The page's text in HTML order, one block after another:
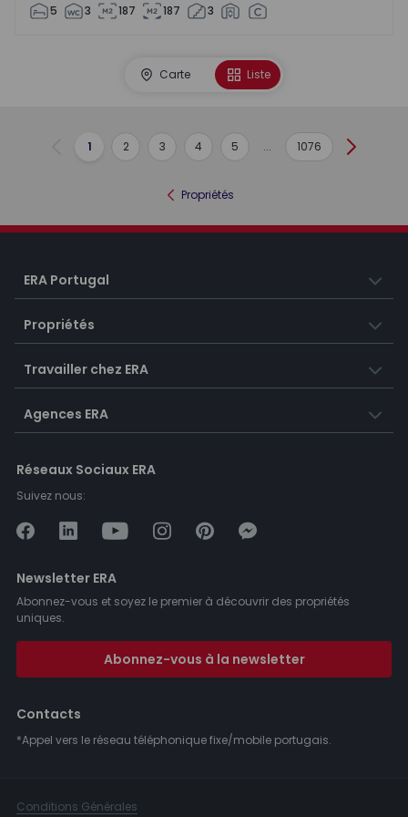
5 3 187 187 3
Carte Liste
Précédent
1 2 3 4 5 ... 1076 Suivant
Propriétés
ERA Portugal
Propriétés
Travailler chez ERA
Agences ERA
Réseaux Sociaux ERA
Suivez nous:
Newsletter ERA
Abonnez-vous et soyez le premier à découvrir des propriétés
uniques.
Abonnez-vous à la newsletter
Contacts
*Appel vers le réseau téléphonique fixe/mobile portugais.
Conditions Générales